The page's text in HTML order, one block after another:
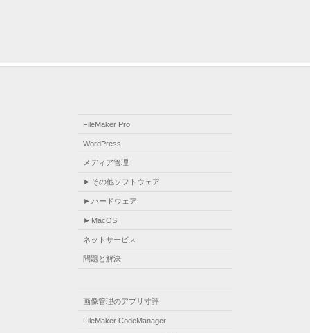
FileMaker Pro
WordPress
メディア管理
その他ソフトウェア
ハードウェア
MacOS
ネットサービス
問題と解決
画像管理のアプリ寸評
FileMaker CodeManager